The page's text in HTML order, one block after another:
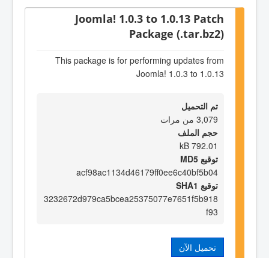
Joomla! 1.0.3 to 1.0.13 Patch
Package (.tar.bz2)
This package is for performing updates from
Joomla! 1.0.3 to 1.0.13
تم التحميل
3,079 من مرات
حجم الملف
792.01 kB
توقيع MD5
acf98ac1134d46179ff0ee6c40bf5b04
توقيع SHA1
3232672d979ca5bcea25375077e7651f5b918
f93
تحميل الآن